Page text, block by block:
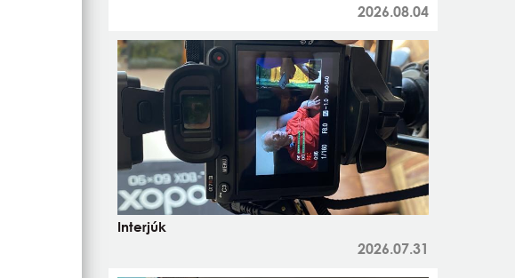
2026.08.04
Interjúk
2026.07.31